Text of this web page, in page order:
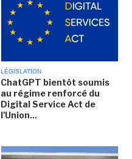
LÉGISLATION
ChatGPT bientôt soumis
au régime renforcé du
Digital Service Act de
l'Union...